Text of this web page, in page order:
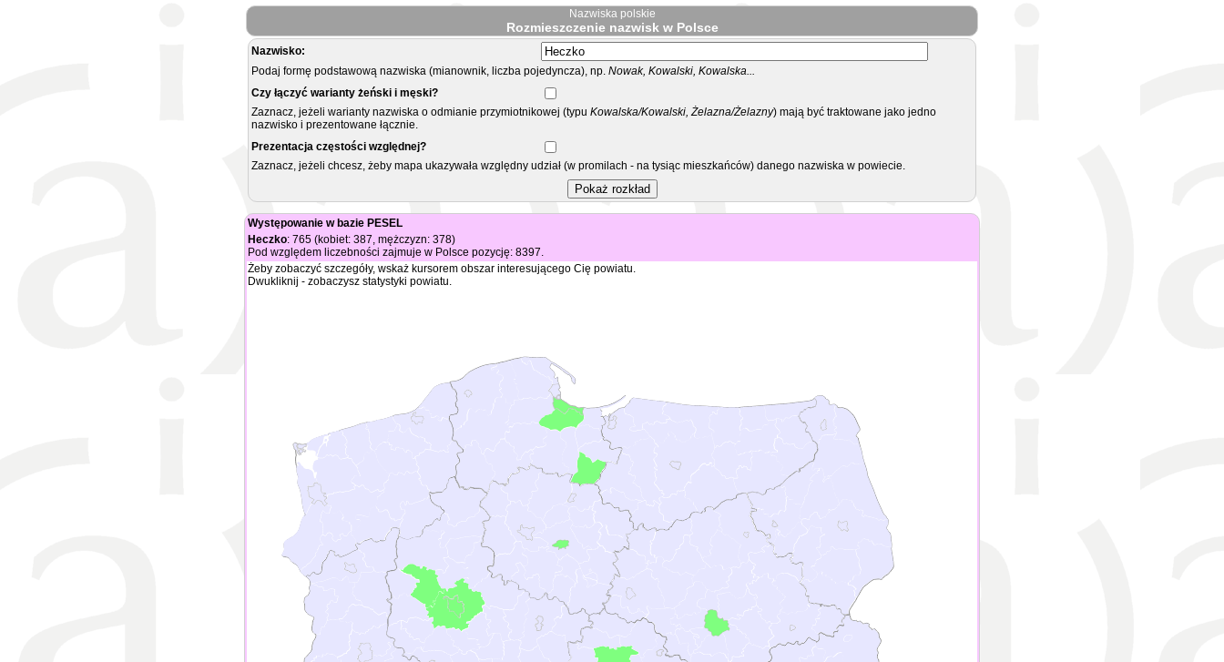
Nazwiska polskie
Rozmieszczenie nazwisk w Polsce
Nazwisko:
Podaj formę podstawową nazwiska (mianownik, liczba pojedyncza), np. Nowak, Kowalski, Kowalska...
Czy łączyć warianty żeński i męski?
Zaznacz, jeżeli warianty nazwiska o odmianie przymiotnikowej (typu Kowalska/Kowalski, Żelazna/Żelazny) mają być traktowane jako jedno
nazwisko i prezentowane łącznie.
Prezentacja częstości względnej?
Zaznacz, jeżeli chcesz, żeby mapa ukazywała względny udział (w promilach - na tysiąc mieszkańców) danego nazwiska w powiecie.
Występowanie w bazie PESEL
Heczko: 765 (kobiet: 387, mężczyzn: 378)
Pod względem liczebności zajmuje w Polsce pozycję: 8397.
Żeby zobaczyć szczegóły, wskaż kursorem obszar interesującego Cię powiatu.
Dwukliknij - zobaczysz statystyki powiatu.